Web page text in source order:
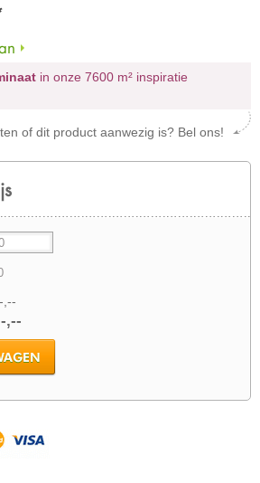
in onze 7600 m² inspiratie
of dit product aanwezig is? Bel ons!
,--
,--